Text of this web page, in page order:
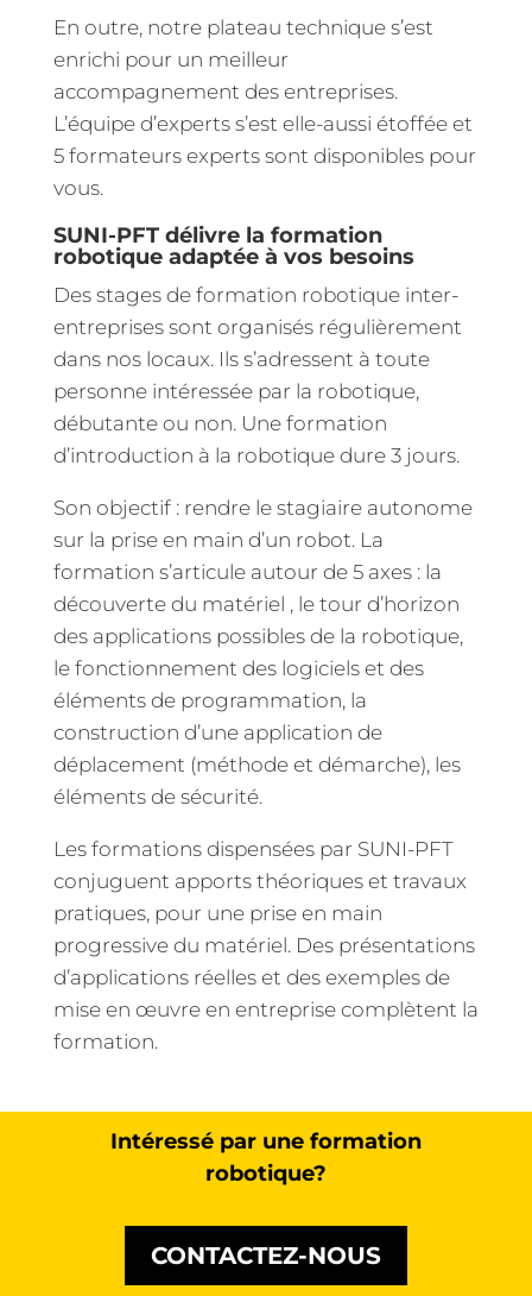
En outre, notre plateau technique s’est
enrichi pour un meilleur
accompagnement des entreprises.
L’équipe d’experts s’est elle-aussi étoffée et
5 formateurs experts sont disponibles pour
vous.
SUNI-PFT délivre la formation
robotique adaptée à vos besoins
Des stages de formation robotique inter-
entreprises sont organisés régulièrement
dans nos locaux. Ils s’adressent à toute
personne intéressée par la robotique,
débutante ou non. Une formation
d’introduction à la robotique dure 3 jours.
Son objectif : rendre le stagiaire autonome
sur la prise en main d’un robot. La
formation s’articule autour de 5 axes : la
découverte du matériel , le tour d’horizon
des applications possibles de la robotique,
le fonctionnement des logiciels et des
éléments de programmation, la
construction d’une application de
déplacement (méthode et démarche), les
éléments de sécurité.
Les formations dispensées par SUNI-PFT
conjuguent apports théoriques et travaux
pratiques, pour une prise en main
progressive du matériel. Des présentations
d’applications réelles et des exemples de
mise en œuvre en entreprise complètent la
formation.
Intéressé par une formation
robotique?
CONTACTEZ-NOUS